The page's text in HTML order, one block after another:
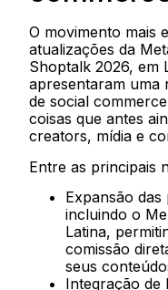
O movimento mais
atualizações da
Shoptalk 2026, em
apresentaram uma
de social
coisas que antes
creators, mídia e
Entre as principais
Expansão das
incluindo o
Latina,
comissão
seus
Integração de